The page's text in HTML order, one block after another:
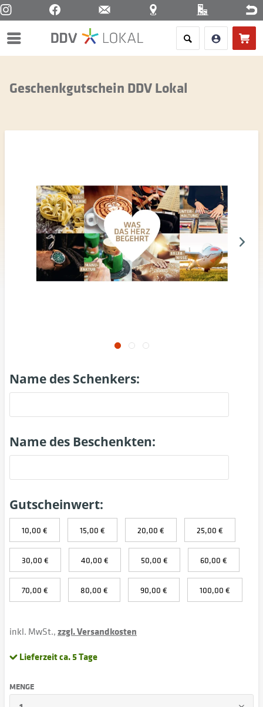
Menü
Geschenkgutschein DDV Lokal
Name des Schenkers:
Name des Beschenkten:
Gutscheinwert:
10,00 € 15,00 € 20,00 € 25,00 €
30,00 € 40,00 € 50,00 € 60,00 €
70,00 € 80,00 € 90,00 € 100,00 €
inkl. MwSt.,zzgl. Versandkosten
Lieferzeit ca. 5 Tage
MENGE